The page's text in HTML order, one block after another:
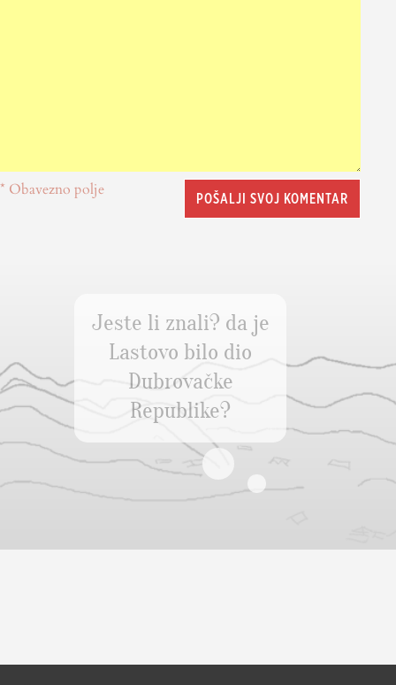
* Obavezno polje POŠALJI SVOJ KOMENTAR
Jeste li znali? da je
Lastovo bilo dio
Dubrovačke
Republike?